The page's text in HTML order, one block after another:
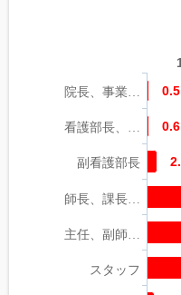
院長、事業…
看護部長、…
副看護部長
師長、課長…
主任、副師…
スタッフ